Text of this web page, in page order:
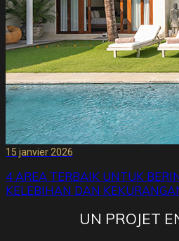
15 janvier 2026
4 AREA TERBAIK UNTUK
KELEBIHAN DAN
UN PROJET